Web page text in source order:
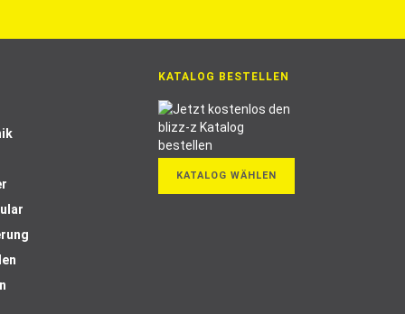
KATALOG BESTELLEN
KATALOG WÄHLEN